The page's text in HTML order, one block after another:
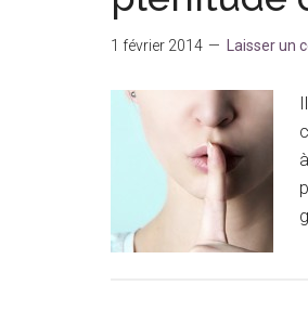
1 février 2014 Laisser un